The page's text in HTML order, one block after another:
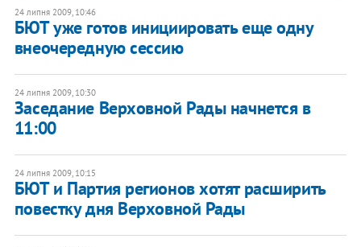
24 липня 2009, 10:46
БЮТ уже готов инициировать еще одну
внеочередную сессию
24 липня 2009, 10:30
Заседание Верховной Рады начнется в
11:00
24 липня 2009, 10:15
БЮТ и Партия регионов хотят расширить
повестку дня Верховной Рады